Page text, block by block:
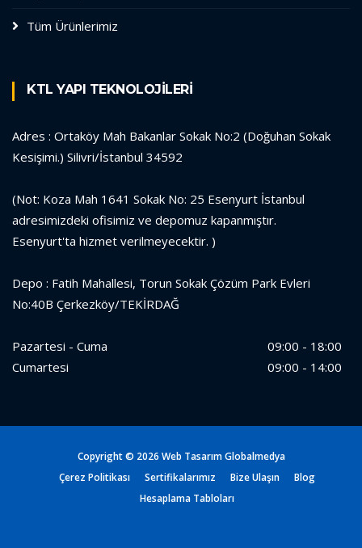
Tüm Ürünlerimiz
KTL YAPI TEKNOLOJİLERİ
Adres : Ortaköy Mah Bakanlar Sokak No:2 (Doğuhan Sokak
Kesişimi.) Silivri/İstanbul 34592
(Not: Koza Mah 1641 Sokak No: 25 Esenyurt İstanbul
adresimizdeki ofisimiz ve depomuz kapanmıştır.
Esenyurt'ta hizmet verilmeyecektir. )
Depo : Fatih Mahallesi, Torun Sokak Çözüm Park Evleri
No:40B Çerkezköy/TEKİRDAĞ
Pazartesi - Cuma
09:00 - 18:00
Cumartesi
09:00 - 14:00
Copyright © 2026 Web TasarımGlobalmedya
Çerez Politikası
Sertifikalarımız Bize Ulaşın
Blog
Hesaplama Tabloları